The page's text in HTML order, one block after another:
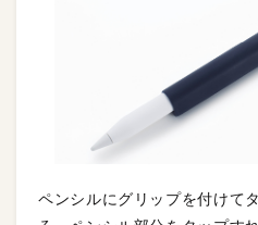
ペンシルにグリップを付けて